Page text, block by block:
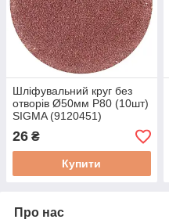
Шліфувальний круг без
отворів Ø50мм P80 (10шт)
SIGMA (9120451)
26 ₴
Купити
Про нас